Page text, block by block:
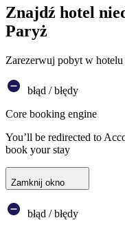
Znajdź hotel
Paryż
Zarezerwuj pobyt w
błąd / błędy
Core booking engine
You’ll be redirected to
book your stay
Zamknij okno
błąd / błędy